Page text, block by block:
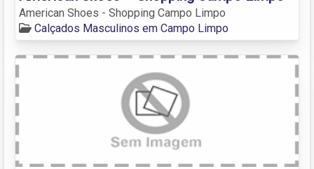
American Shoes - Shopping Campo Limpo
Calçados Masculinos em Campo Limpo